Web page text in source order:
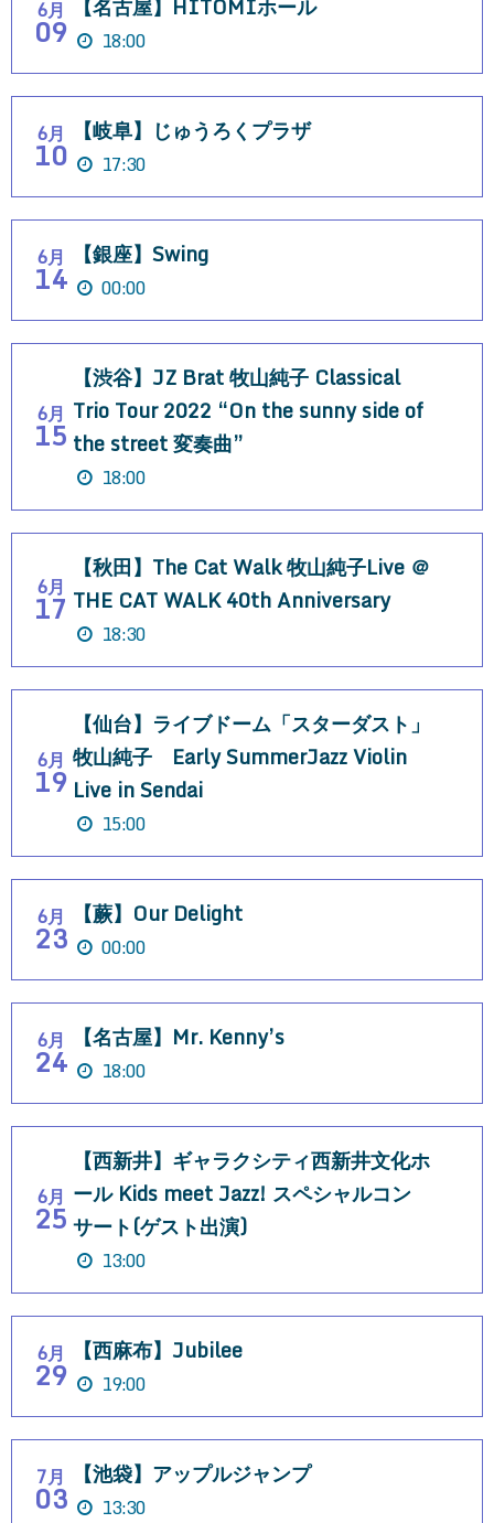
6月
09 18:00
6月
10
【岐阜】じゅうろくプラザ
17:30
6月
14
【銀座】Swing
00:00
6月
15
【渋谷】JZ Brat 牧山純子 Classical
Trio Tour 2022 “On the sunny side of
the street 変奏曲”
18:00
6月
17
【秋田】The Cat Walk 牧山純子Live ＠
THE CAT WALK 40th Anniversary
18:30
6月
19
【仙台】ライブドーム「スターダスト」
牧山純子 Early SummerJazz Violin
Live in Sendai
15:00
6月
23
【蕨】Our Delight
00:00
6月
24
【名古屋】Mr. Kenny’s
18:00
6月
25
【西新井】ギャラクシティ西新井文化ホ
ール Kids meet Jazz! スペシャルコン
サート(ゲスト出演)
13:00
6月
29
【西麻布】Jubilee
19:00
7月
03
【池袋】アップルジャンプ
13:30